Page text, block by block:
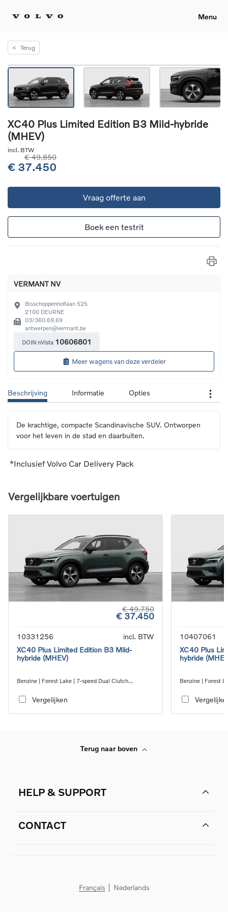
Menu
< Terug
XC40 Plus Limited Edition B3 Mild-hybride
(MHEV)
incl. BTW
€ 49.850
€ 37.450
Vraag offerte aan
Boek een testrit
VERMANT NV
Bisschoppenhoflaan 525
2100 DEURNE
03/360.69.69
antwerpen@vermant.be
DOIN nVista 10606801
Meer wagens van deze verdeler
Beschrijving Informatie Opties
De krachtige, compacte Scandinavische SUV. Ontworpen
voor het leven in de stad en daarbuiten.
*Inclusief Volvo Car Delivery Pack
Vergelijkbare voertuigen
€ 49.750
€ 37.450
10331256
incl. BTW
XC40 Plus Limited Edition B3 Mild-
hybride (MHEV)
Benzine | Forest Lake | 7-speed Dual Clutch
Vergelijken
10407061
XC40 Plus
hybride
Benzine | Forest
Terug naar boven
HELP & SUPPORT
CONTACT
Français Nederlands